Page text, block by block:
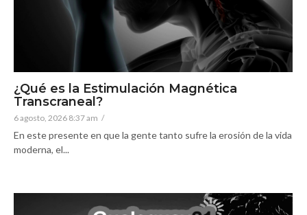
¿Qué es la Estimulación Magnética
Transcraneal?
6 agosto, 2026 8:37 am /
En este presente en que la gente tanto sufre la erosión de la vida
moderna, el...